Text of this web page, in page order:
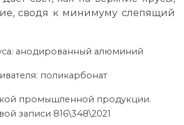
сводя к минимуму слепящий
анодированный алюминий
поликарбонат
промышленной продукции.
записи 816\348\2021